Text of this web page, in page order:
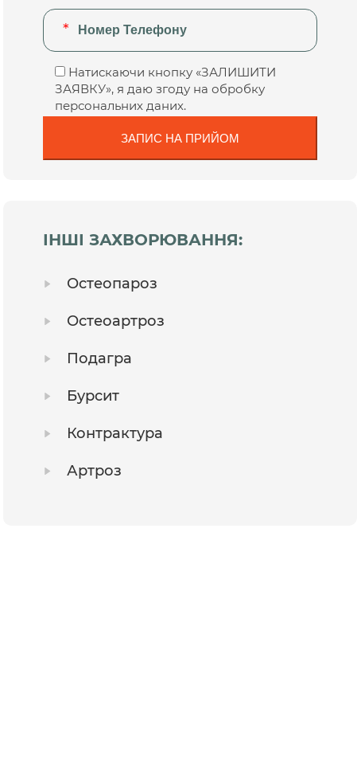
Натискаючи кнопку «ЗАЛИШИТИ
ЗАЯВКУ», я даю згоду на обробку
персональних даних.
ІНШІ ЗАХВОРЮВАННЯ:
Остеопароз
Остеоартроз
Подагра
Бурсит
Контрактура
Артроз